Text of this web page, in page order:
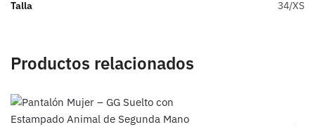
Talla 34/XS
Productos relacionados